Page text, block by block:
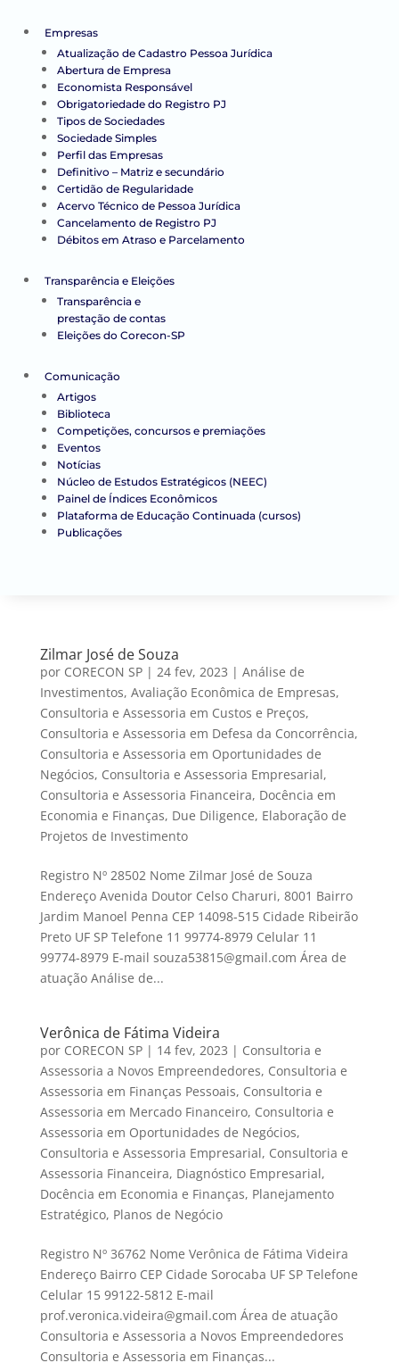
Empresas
Atualização de Cadastro Pessoa Jurídica
Abertura de Empresa
Economista Responsável
Obrigatoriedade do Registro PJ
Tipos de Sociedades
Sociedade Simples
Perfil das Empresas
Definitivo – Matriz e secundário
Certidão de Regularidade
Acervo Técnico de Pessoa Jurídica
Cancelamento de Registro PJ
Débitos em Atraso e Parcelamento
Transparência e Eleições
Transparência e
prestação de contas
Eleições do Corecon-SP
Comunicação
Artigos
Biblioteca
Competições, concursos e premiações
Eventos
Notícias
Núcleo de Estudos Estratégicos (NEEC)
Painel de Índices Econômicos
Plataforma de Educação Continuada (cursos)
Publicações
Zilmar José de Souza
por CORECON SP| 24 fev, 2023 | Análise de
Investimentos, Avaliação Econômica de Empresas,
Consultoria e Assessoria em Custos e Preços,
Consultoria e Assessoria em Defesa da Concorrência,
Consultoria e Assessoria em Oportunidades de
Negócios, Consultoria e Assessoria Empresarial,
Consultoria e Assessoria Financeira, Docência em
Economia e Finanças, Due Diligence, Elaboração de
Projetos de Investimento
Registro Nº 28502 Nome Zilmar José de Souza
Endereço Avenida Doutor Celso Charuri, 8001 Bairro
Jardim Manoel Penna CEP 14098-515 Cidade Ribeirão
Preto UF SP Telefone 11 99774-8979 Celular 11
99774-8979 E-mail souza53815@gmail.com Área de
atuação Análise de...
Verônica de Fátima Videira
por CORECON SP| 14 fev, 2023 | Consultoria e
Assessoria a Novos Empreendedores, Consultoria e
Assessoria em Finanças Pessoais, Consultoria e
Assessoria em Mercado Financeiro, Consultoria e
Assessoria em Oportunidades de Negócios,
Consultoria e Assessoria Empresarial, Consultoria e
Assessoria Financeira, Diagnóstico Empresarial,
Docência em Economia e Finanças, Planejamento
Estratégico, Planos de Negócio
Registro Nº 36762 Nome Verônica de Fátima Videira
Endereço Bairro CEP Cidade Sorocaba UF SP Telefone
Celular 15 99122-5812 E-mail
prof.veronica.videira@gmail.com Área de atuação
Consultoria e Assessoria a Novos Empreendedores
Consultoria e Assessoria em Finanças...